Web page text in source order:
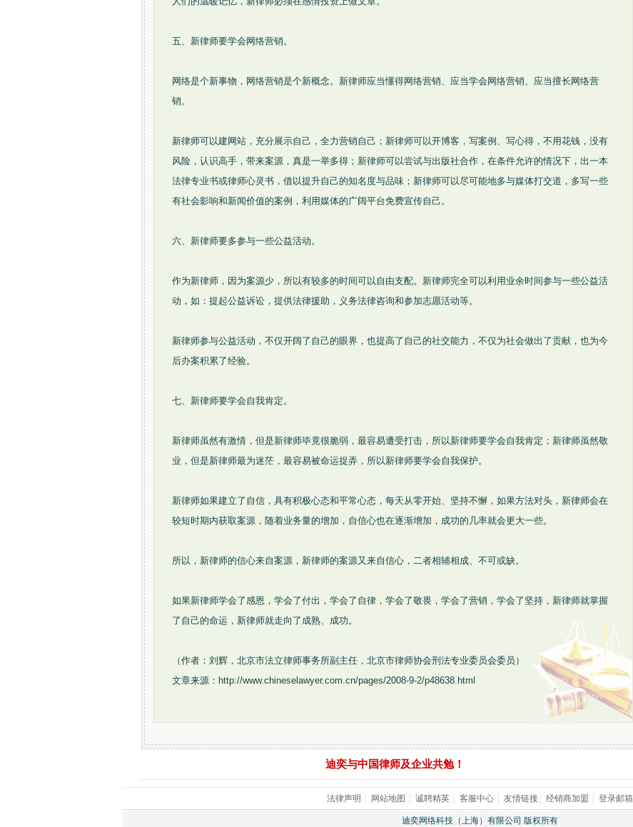
五、新律师要学会网络营销。
网络是个新事物，网络营销是个新概念。新律师应当懂得网络营销、应当学会网络营销、应当擅长网络营
销。
新律师可以建网站，充分展示自己，全力营销自己；新律师可以开博客，写案例、写心得，不用花钱，没有
风险，认识高手，带来案源，真是一举多得；新律师可以尝试与出版社合作，在条件允许的情况下，出一本
法律专业书或律师心灵书，借以提升自己的知名度与品味；新律师可以尽可能地多与媒体打交道，多写一些
有社会影响和新闻价值的案例，利用媒体的广阔平台免费宣传自己。
六、新律师要多参与一些公益活动。
作为新律师，因为案源少，所以有较多的时间可以自由支配。新律师完全可以利用业余时间参与一些公益活
动，如：提起公益诉讼，提供法律援助，义务法律咨询和参加志愿活动等。
新律师参与公益活动，不仅开阔了自己的眼界，也提高了自己的社交能力，不仅为社会做出了贡献，也为今
后办案积累了经验。
七、新律师要学会自我肯定。
新律师虽然有激情，但是新律师毕竟很脆弱，最容易遭受打击，所以新律师要学会自我肯定；新律师虽然敬
业，但是新律师最为迷茫，最容易被命运捉弄，所以新律师要学会自我保护。
新律师如果建立了自信，具有积极心态和平常心态，每天从零开始、坚持不懈，如果方法对头，新律师会在
较短时期内获取案源，随着业务量的增加，自信心也在逐渐增加，成功的几率就会更大一些。
所以，新律师的信心来自案源，新律师的案源又来自信心，二者相辅相成、不可或缺。
如果新律师学会了感恩，学会了付出，学会了自律，学会了敬畏，学会了营销，学会了坚持，新律师就掌握
了自己的命运，新律师就走向了成熟、成功。
（作者：刘辉，北京市法立律师事务所副主任，北京市律师协会刑法专业委员会委员）
文章来源：http://www.chineselawyer.com.cn/pages/2008-9-2/p48638.html
迪奕与中国律师及企业共勉！
法律声明 网站地图 诚聘精英│ 客服中心│ 友情链接│ 经销商加盟 登录邮箱
迪奕网络科技（上海）有限公司 版权所有